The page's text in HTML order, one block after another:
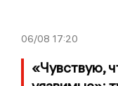
06/08 17:20
«Чувствую,